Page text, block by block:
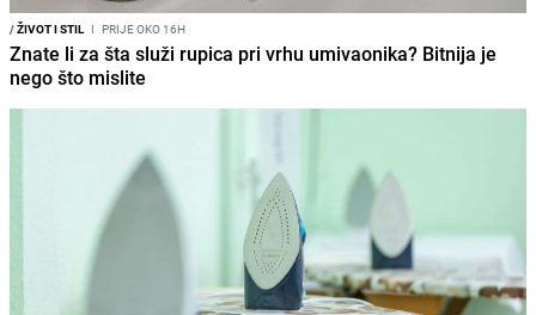
/ŽIVOT I STIL I PRIJE OKO 16H
Znate li za šta služi rupica pri vrhu umivaonika? Bitnija je
nego što mislite